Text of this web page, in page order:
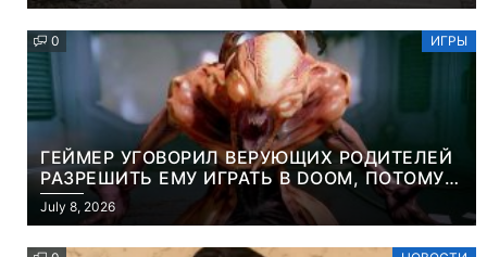
0 ИГРЫ
ГЕЙМЕР УГОВОРИЛ ВЕРУЮЩИХ РОДИТЕЛЕЙ
РАЗРЕШИТЬ ЕМУ ИГРАТЬ В DOOM, ПОТОМУ
ЧТО ЭТО ХРИСТИАНСКАЯ ИГРА ПРО
УБИЙСТВО ДЕМОНОВ
July 8, 2026